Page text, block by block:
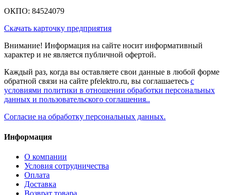
ОКПО: 84524079
Скачать карточку предприятия
Внимание! Информация на сайте носит информативный
характер и не является публичной офертой.
Каждый раз, когда вы оставляете свои данные в любой форме
обратной связи на сайте pfelektro.ru, вы соглашаетесь с
условиями политики в отношении обработки персональных
данных и пользовательского соглашения..
Согласие на обработку персональных данных.
Информация
О компании
Условия сотрудничества
Оплата
Доставка
Возврат товара